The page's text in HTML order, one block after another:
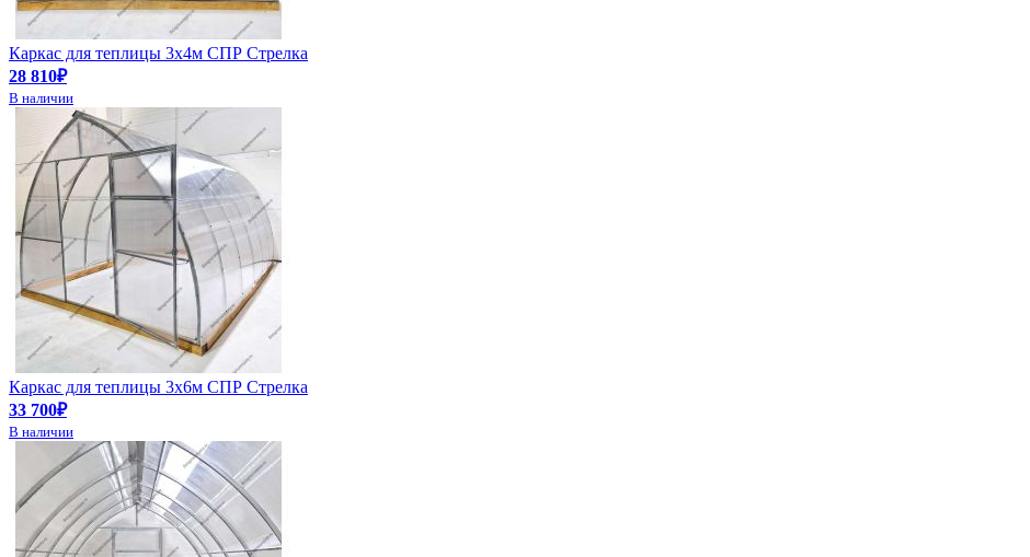
Каркас для теплицы 3х4м СПР Стрелка
28 810₽
В наличии
Каркас для теплицы 3х6м СПР Стрелка
33 700₽
В наличии